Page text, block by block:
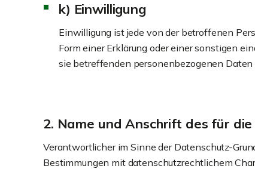
k) Einwilligung
Einwilligung ist jede von der betroffenen
Form einer Erklärung oder einer sonstigen
sie betreffenden personenbezogenen
2. Name und Anschrift des für
Verantwortlicher im Sinne der Datenschutz-
Bestimmungen mit datenschutzrechtlichem